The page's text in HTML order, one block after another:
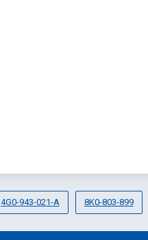
4G0-943-021-A 8K0-803-899